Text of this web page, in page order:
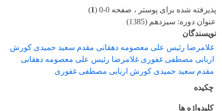
پذیرفته شده برای پوستر ، صفحه 0-0 ( 1
)
عنوان دوره: سیزدهم (1385)
نویسندگان
غلامرضا رئیس علی معصومه دهقانی مقدم سعید حمیدی کورش
اربابی مصطفی غفوری غلامرضا رئیس علی معصومه دهقانی
مقدم سعید حمیدی کورش اربابی مصطفی غفوری
چکیده
کلیدواژه ها